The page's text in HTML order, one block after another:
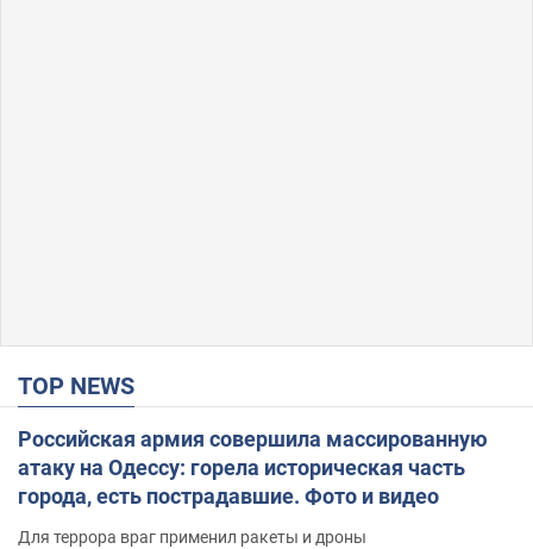
TOP NEWS
Российская армия совершила массированную
атаку на Одессу: горела историческая часть
города, есть пострадавшие. Фото и видео
Для террора враг применил ракеты и дроны